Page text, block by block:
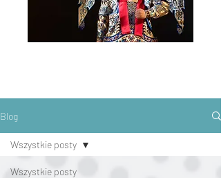
Blog
Wszystkie posty
Wszystkie posty